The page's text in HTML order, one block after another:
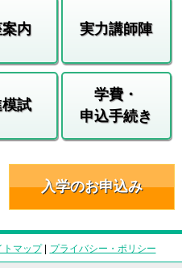
内 実力講師陣
試
学費・
申込手続き
入学のお申込み
トマップ| プライバシー・ポリシー